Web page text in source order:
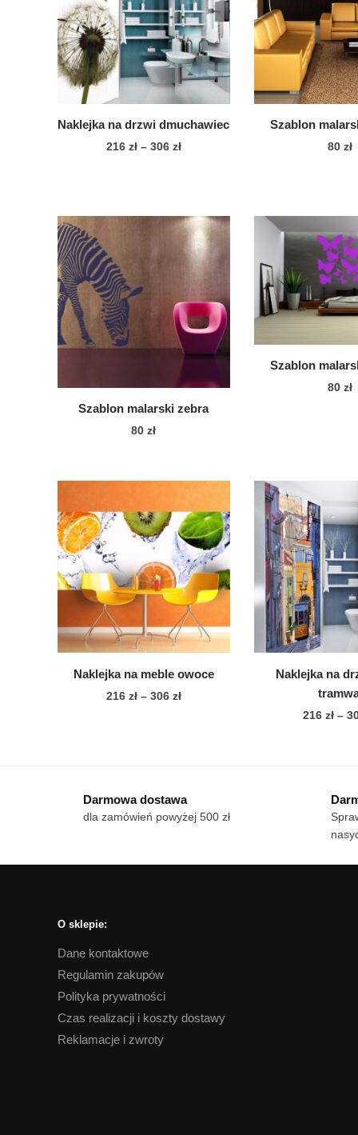
na
Naklejka na drzwi dmuchawiec
216 zł – 306 złZakres
do
306 zł
ma
wariantów.
można
wybrać
Szablon
80zł
Szablon malarski zebra
80zł
Szablon
80zł
Naklejka na meble owoce
216 zł – 306 złZakres
wariantów.
Opcje
wybrać
Naklejka na
216 zł –
Darmowa dostawa
dla zamówień powyżej 500 zł
O sklepie:
Dane kontaktowe
Regulamin zakupów
Polityka prywatności
Czas realizacji i koszty dostawy
Reklamacje i zwroty